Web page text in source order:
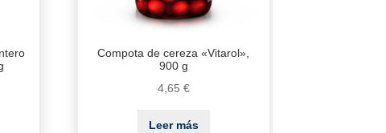
Compota de cereza «Vitarol»,
900 g
4,65 €
Leer más